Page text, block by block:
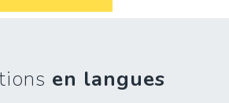
en langues